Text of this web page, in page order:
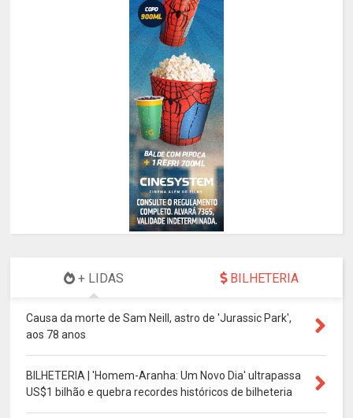
+ LIDAS BILHETERIA
Causa da morte de Sam Neill, astro de 'Jurassic Park',
aos 78 anos
BILHETERIA | 'Homem-Aranha: Um Novo Dia' ultrapassa
US$1 bilhão e quebra recordes históricos de bilheteria